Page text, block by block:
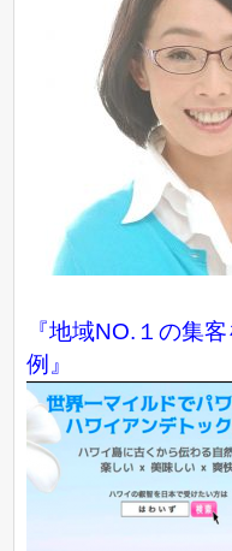
『地域NO.１の集
例』